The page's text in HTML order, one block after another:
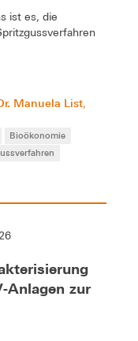
ist es, die
Manuela List,
Bioökonomie
Anlagen zur